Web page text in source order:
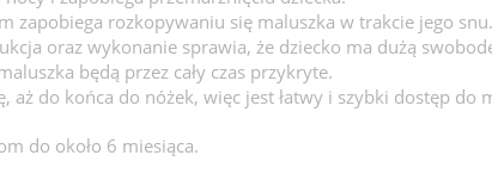
zapobiega rozkopywaniu się maluszka w trakcie jego snu.
oraz wykonanie sprawia, że dziecko ma dużą
będą przez cały czas przykryte.
do końca do nóżek, więc jest łatwy i szybki dostęp do
do około 6 miesiąca.